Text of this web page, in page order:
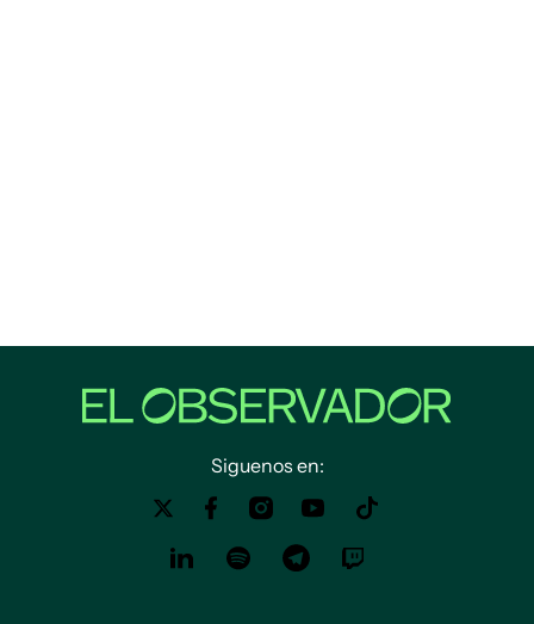
Siguenos en: